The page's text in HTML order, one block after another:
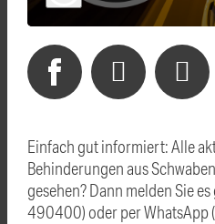
Einfach gut informiert: Alle
Behinderungen aus
gesehen? Dann melden Sie
490400) oder per